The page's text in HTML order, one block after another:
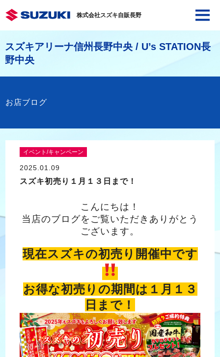
株式会社スズキ自販長野
スズキアリーナ信州長野中央 / U’s STATION長
野中央
お店ブログ
イベント/キャンペーン
2025.01.09
スズキ初売り１月１３日まで！
こんにちは！
当店のブログをご覧いただきありがとう
ございます。
現在スズキの初売り開催中です
お得な初売りの期間は１月１３
日まで！